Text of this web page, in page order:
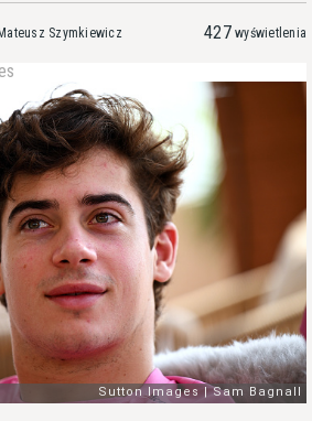
Mateusz Szymkiewicz 427 wyświetlenia